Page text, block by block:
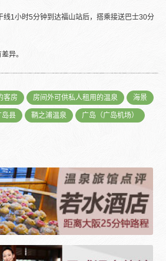
线1小时5分钟到达福山站后，搭乘接送巴士30分
异。
客房 房间外可供私人租用的温泉 海景
岛县 鞆之浦温泉 广岛（广岛机场）